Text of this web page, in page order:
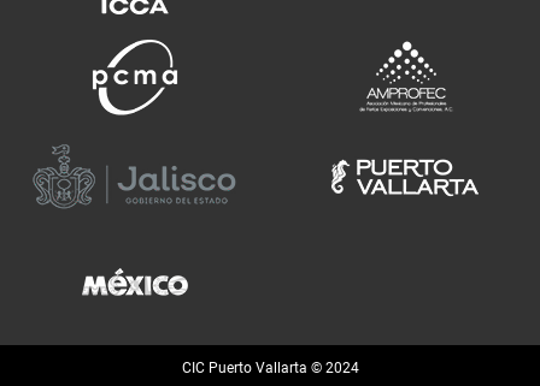
CIC Puerto Vallarta © 2024